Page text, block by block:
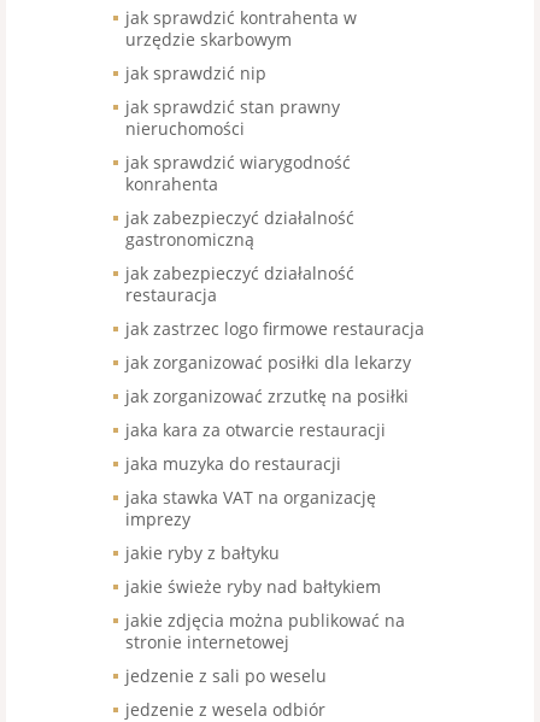
jak sprawdzić kontrahenta w
urzędzie skarbowym
jak sprawdzić nip
jak sprawdzić stan prawny
nieruchomości
jak sprawdzić wiarygodność
konrahenta
jak zabezpieczyć działalność
gastronomiczną
jak zabezpieczyć działalność
restauracja
jak zastrzec logo firmowe restauracja
jak zorganizować posiłki dla lekarzy
jak zorganizować zrzutkę na posiłki
jaka kara za otwarcie restauracji
jaka muzyka do restauracji
jaka stawka VAT na organizację
imprezy
jakie ryby z bałtyku
jakie świeże ryby nad bałtykiem
jakie zdjęcia można publikować na
stronie internetowej
jedzenie z sali po weselu
jedzenie z wesela odbiór